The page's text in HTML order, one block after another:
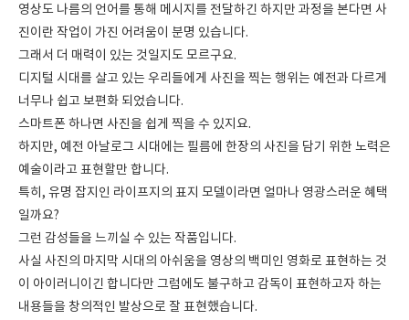
영상도 나름의 언어를 통해 메시지를 전달하긴 하지만 과정을 본다면 사
진이란 작업이 가진 어려움이 분명 있습니다.
그래서 더 매력이 있는 것일지도 모르구요.
디지털 시대를 살고 있는 우리들에게 사진을 찍는 행위는 예전과 다르게
너무나 쉽고 보편화 되었습니다.
스마트폰 하나면 사진을 쉽게 찍을 수 있지요.
하지만, 예전 아날로그 시대에는 필름에 한장의 사진을 담기 위한 노력은
예술이라고 표현할만 합니다.
특히, 유명 잡지인 라이프지의 표지 모델이라면 얼마나 영광스러운 혜택
일까요?
그런 감성들을 느끼실 수 있는 작품입니다.
사실 사진의 마지막 시대의 아쉬움을 영상의 백미인 영화로 표현하는 것
이 아이러니이긴 합니다만 그럼에도 불구하고 감독이 표현하고자 하는
내용들을 창의적인 발상으로 잘 표현했습니다.